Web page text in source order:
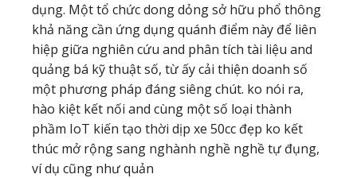
dụng. Một tổ chức dong dỏng sở hữu phổ thông
khả năng cần ứng dụng quánh điểm này để liên
hiệp giữa nghiên cứu and phân tích tài liệu and
quảng bá kỹ thuật số, từ ấy cải thiện doanh số
một phương pháp đáng siêng chút. ko nói ra,
hào kiệt kết nối and cùng một số loại thành
phầm IoT kiến tạo thời dịp xe 50cc đẹp ko kết
thúc mở rộng sang nghành nghề nghề tự đụng,
ví dụ cũng như quản